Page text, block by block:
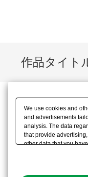
作品タイト
We use cookies and
and advertisements
analysis. The data
that provide
other data that you
the use of all Cookies